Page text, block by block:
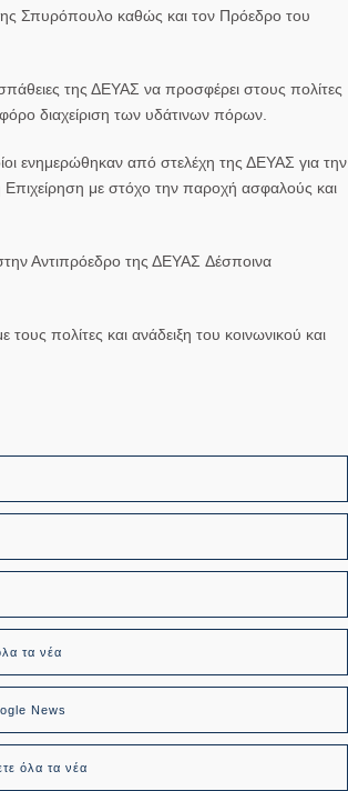
Σπυρόπουλο καθώς και τον Πρόεδρο του
της ΔΕΥΑΣ να προσφέρει στους πολίτες
διαχείριση των υδάτινων πόρων.
ενημερώθηκαν από στελέχη της ΔΕΥΑΣ για την
Επιχείρηση με στόχο την παροχή ασφαλούς και
Αντιπρόεδρο της ΔΕΥΑΣ Δέσποινα
πολίτες και ανάδειξη του κοινωνικού και
τα νέα
News
όλα τα νέα